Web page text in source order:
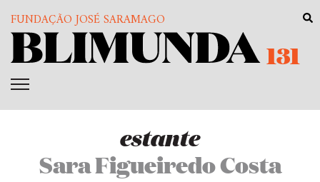
FUNDAÇÃO JOSÉ SARAMAGO
131
estante
Sara Figueiredo Costa